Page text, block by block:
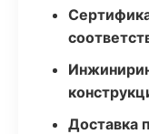
Доставка